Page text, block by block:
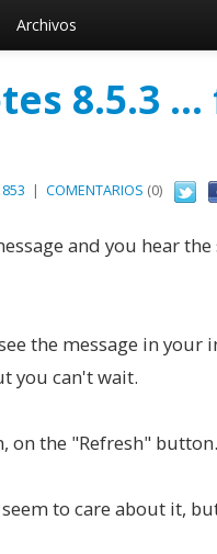
Archivos
8.5.3
853 | COMENTARIOS (0)
and you hear
the message in
you can't wait.
on the "Refresh" button.
to care about it,